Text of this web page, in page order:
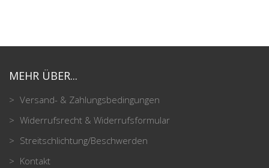
MEHR ÜBER...
Versand- & Zahlungsbedingungen
Widerrufsrecht & Widerrufsformular
Streitschlichtung/Beschwerden
Kontakt